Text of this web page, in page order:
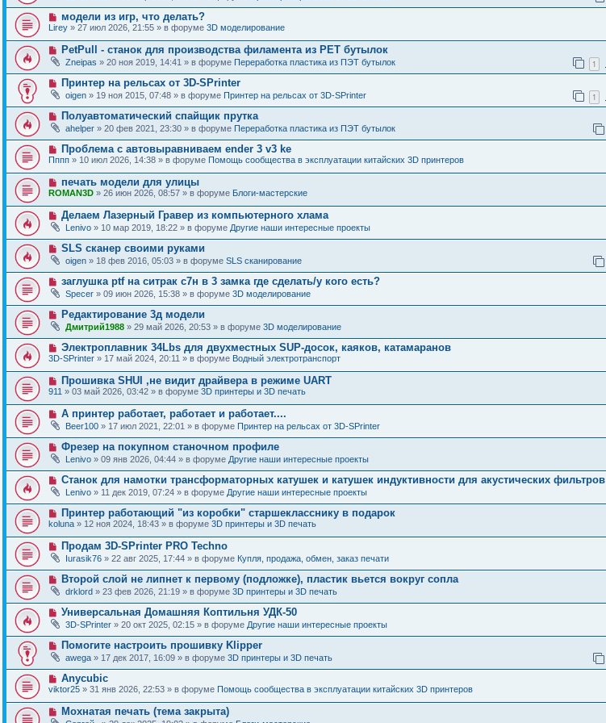
о
о
б
щ
е
н
и
е
о
е
с
о
б
щ
е
н
и
е
Н
о
в
о
е
с
о
б
щ
е
н
и
е
модели из игр, что делать?
Lirey » 27 июл 2026, 21:55 » в форуме 3D моделирование
Н
в
о
е
с
о
б
щ
е
н
и
е
PetPull - cтанок для производства филамента из PET бутылок
Zneipas » 20 ноя 2019, 14:41 » в форуме Переработка пластика из ПЭТ бутылок 1
Н
в
о
е
с
о
б
е
н
и
е
Принтер на рельсах от 3D-SPrinter
oigen » 19 ноя 2015, 07:48 » в форуме Принтер на рельсах от 3D-SPrinter 1
Н
в
о
е
с
о
о
б
н
и
е
Полуавтоматический спайщик прутка
ahelper » 20 фев 2021, 23:30 » в форуме Переработка пластика из ПЭТ бутылок
Н
о
в
о
е
с
о
о
б
щ
е
н
и
е
Проблема с автовыравниваем ender 3 v3 ke
Пппп » 10 июл 2026, 14:38 » в форуме Помощь сообщества в эксплуатации китайских 3D принтеров
Н
о
в
о
е
с
о
о
б
щ
н
и
е
печать модели для улицы
ROMAN3D » 26 июн 2026, 08:57 » в форуме Блоги-мастерские
Н
о
в
о
е
с
о
о
б
щ
е
н
и
е
Делаем Лазерный Гравер из компьютерного хлама
Lenivo » 10 мар 2019, 18:22 » в форуме Другие наши интересные проекты
Н
в
о
е
с
о
б
щ
е
н
и
е
SLS сканер своими руками
oigen » 18 фев 2016, 05:03 » в форуме SLS сканирование
Н
в
о
е
с
о
о
б
е
н
и
е
заглушка ptf на ситрак с7н в 3 замка где сделать/у кого есть?
Specer » 09 июн 2026, 15:38 » в форуме 3D моделирование
Н
в
о
е
с
о
б
н
и
е
Редактирование 3д модели
Дмитрий1988 » 29 май 2026, 20:53 » в форуме 3D моделирование
Н
о
в
о
е
с
о
о
б
щ
е
н
и
е
Электроплавник 34Lbs для двухместных SUP-досок, каяков, катамаранов
3D-SPrinter » 17 май 2024, 20:11 » в форуме Водный электротранспорт
Н
о
в
о
е
с
о
о
б
щ
е
н
и
е
Прошивка SHUI ,не видит драйвера в режиме UART
911 » 03 май 2026, 03:42 » в форуме 3D принтеры и 3D печать
Н
в
о
е
с
о
о
б
щ
е
н
и
е
А принтер работает, работает и работает....
Beer100 » 17 июл 2021, 22:01 » в форуме Принтер на рельсах от 3D-SPrinter
Н
в
о
е
с
о
б
е
н
и
е
Фрезер на покупном станочном профиле
Lenivo » 09 янв 2026, 04:44 » в форуме Другие наши интересные проекты
Н
в
о
е
с
о
б
щ
е
н
и
е
Станок для намотки трансформаторных катушек и катушек индуктивности для акустических фильтров
Lenivo » 11 дек 2019, 07:24 » в форуме Другие наши интересные проекты
Н
о
в
о
е
с
о
б
щ
е
н
и
е
Принтер работающий "из коробки" старшекласснику в подарок
koluna » 12 ноя 2024, 18:43 » в форуме 3D принтеры и 3D печать
Н
в
о
е
с
о
о
б
щ
е
н
и
е
Продам 3D-SPrinter PRO Techno
Iurasik76 » 22 авг 2025, 17:44 » в форуме Купля, продажа, обмен, заказ печати
Н
в
о
е
с
о
б
щ
н
и
е
Второй слой не липнет к первому (подложке), пластик вьется вокруг сопла
drklord » 23 фев 2026, 21:19 » в форуме 3D принтеры и 3D печать
Н
в
о
е
с
о
о
б
е
н
Универсальная Домашняя Коптильня УДК-50
3D-SPrinter » 20 окт 2025, 02:15 » в форуме Другие наши интересные проекты
Н
в
о
е
с
о
б
Помогите настроить прошивку Klipper
awega » 17 дек 2017, 16:09 » в форуме 3D принтеры и 3D печать
Н
о
в
о
е
Anycubic
viktor25 » 31 янв 2026, 22:53 » в форуме Помощь сообщества в эксплуатации китайских 3D принтеров
НМохнатая печать (тема закрыта)